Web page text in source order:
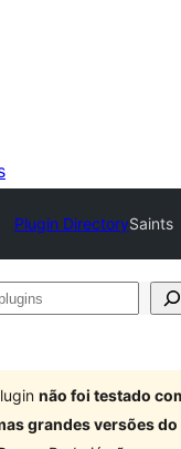
Plugin DirectorySaints
não foi testado
grandes versões do